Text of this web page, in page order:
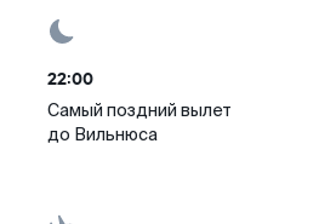
22:00
Самый поздний вылет
до Вильнюса